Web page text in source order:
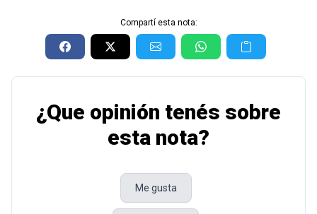
Compartí esta nota:
¿Que opinión tenés sobre
esta nota?
Me gusta